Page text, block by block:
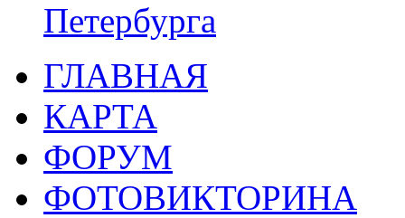
Петербурга
ГЛАВНАЯ
КАРТА
ФОРУМ
ФОТОВИКТОРИНА